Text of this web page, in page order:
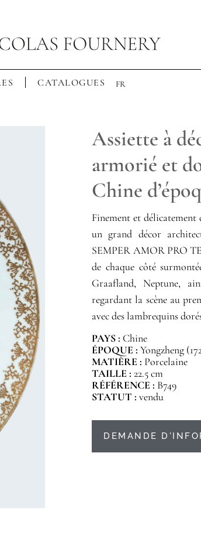
CATALOGUES FR
Assiette à
armorié et
Chine
Finement et délicatement
un grand décor
SEMPER AMOR PRO
de chaque côté
Graafland, Neptune,
regardant la scène au
avec des lambrequins
PAYS : Chine
ÉPOQUE : Yongzheng
MATIÈRE : Porcelaine
TAILLE :22.5 cm
RÉFÉRENCE : B749
STATUT :vendu
DEMANDE